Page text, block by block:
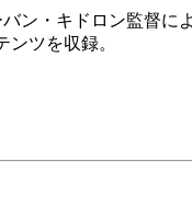
ン・キドロン監督に
ンツを収録。